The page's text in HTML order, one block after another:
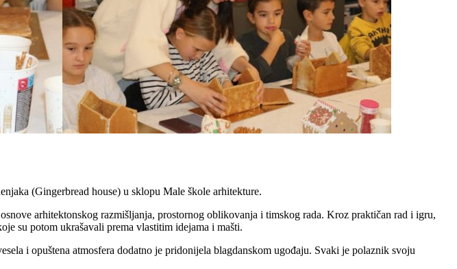
(Gingerbread house) u sklopu Male škole arhitekture.
arhitektonskog razmišljanja, prostornog oblikovanja i timskog rada. Kroz praktičan rad i igru,
su potom ukrašavali prema vlastitim idejama i mašti.
i opuštena atmosfera dodatno je pridonijela blagdanskom ugođaju. Svaki je polaznik svoju